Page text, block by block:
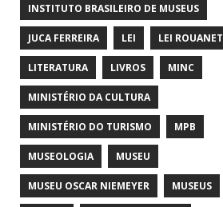
INSTITUTO BRASILEIRO DE MUSEUS
JUCA FERREIRA LEI LEI ROUANET
LITERATURA LIVROS MINC
MINISTÉRIO DA CULTURA
MINISTÉRIO DO TURISMO MPB
MUSEOLOGIA MUSEU
MUSEU OSCAR NIEMEYER MUSEUS